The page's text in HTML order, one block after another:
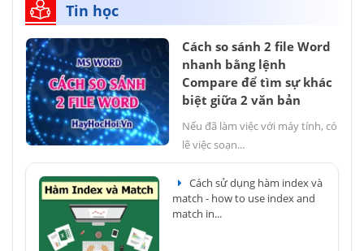
Tin học
Cách so sánh 2 file Word
nhanh bằng lệnh
Compare để tìm sự khác
biệt giữa 2 văn bản
Nếu đã làm việc với máy tính, có
lẽ việc soạn...
Cách sử dụng hàm index và
match - how to use index and
match in...